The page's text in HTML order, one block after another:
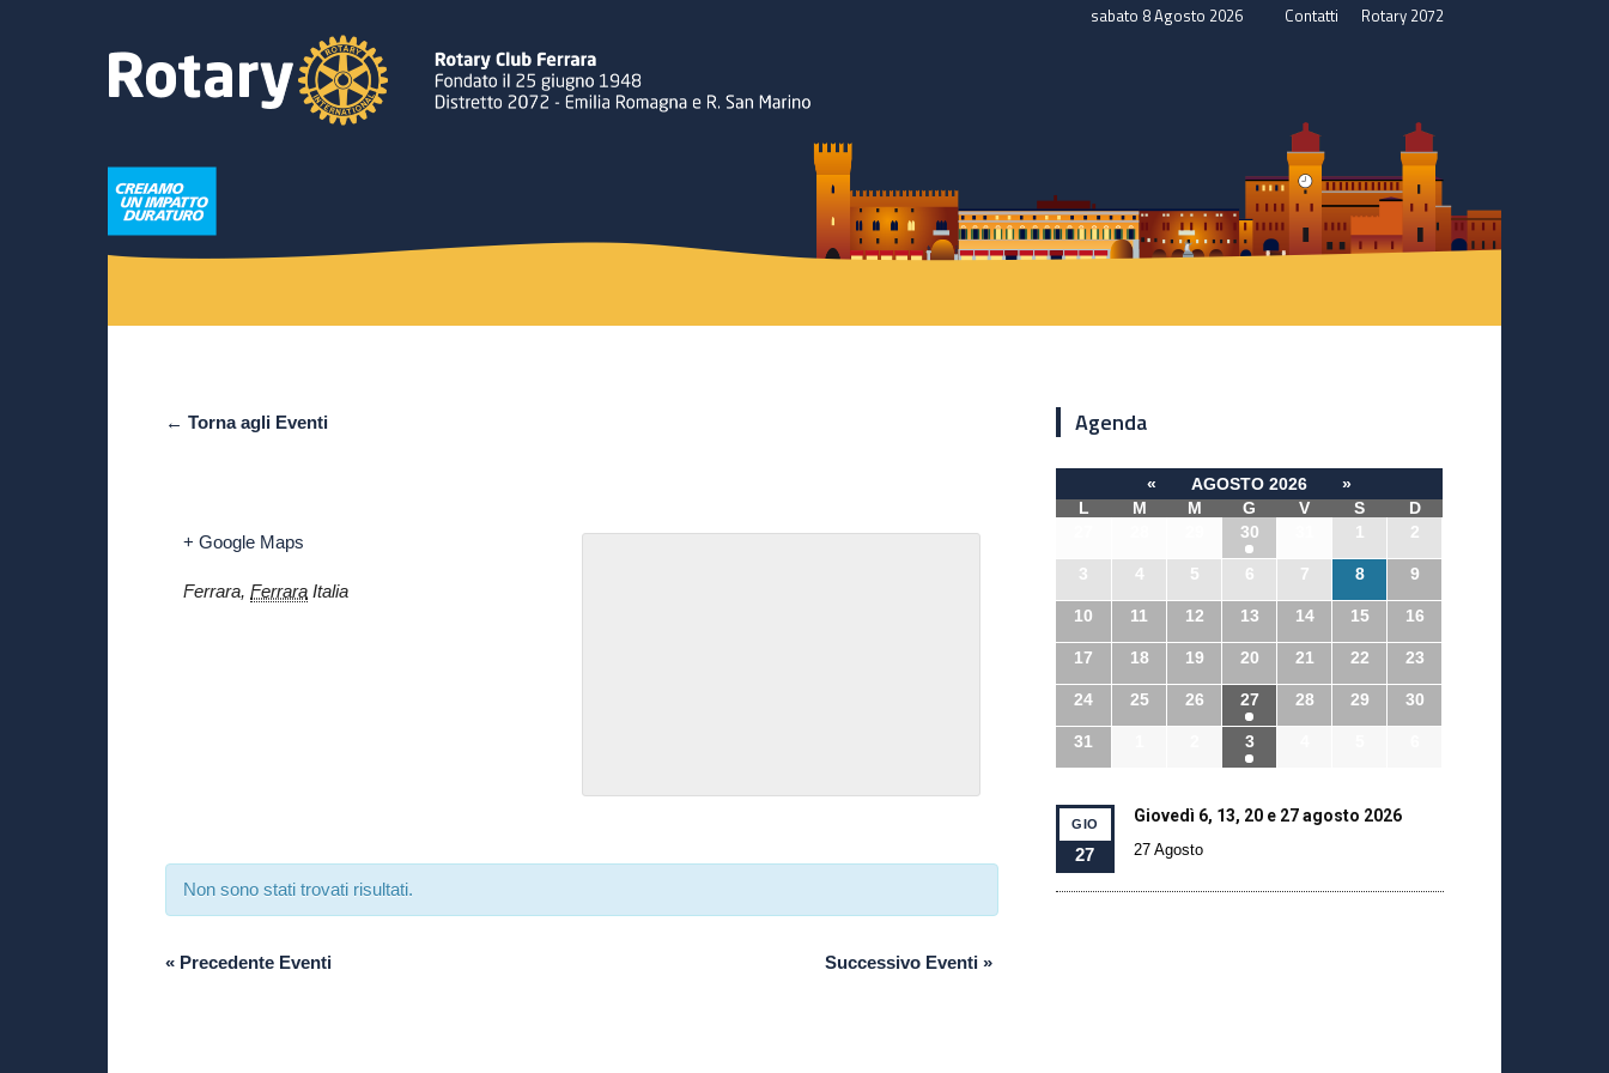
sabato 8 Agosto 2026 Contatti Rotary 2072
← Torna agli Eventi
+ Google Maps
Ferrara, Ferrara Italia
Non sono stati trovati risultati.
« Precedente Eventi Successivo Eventi »
Agenda
« AGOSTO 2026
»
L
M M G V S
D
30 1 2
3 4 5 6 7 8 9
10 11 12 13 14 15 16
17 18 19 20 21 22 23
24 25 26 27 28 29 30
31 3
GIO
27
Giovedì 6, 13, 20 e 27 agosto 2026
27 Agosto